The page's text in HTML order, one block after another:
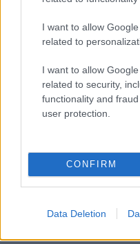
I want to allow
related to
I want to allow
related to security,
functionality and
user protection.
CONFIRM
Data Deletion
Θερινές εκπτώσεις 2026:
13/07/2026 - 09:35